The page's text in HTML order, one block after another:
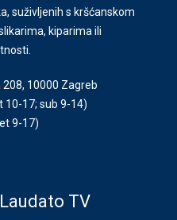
suživljenih s kršćanskom
kiparima ili
10000 Zagreb
10-17; sub 9-14)
9-17)
Laudato TV